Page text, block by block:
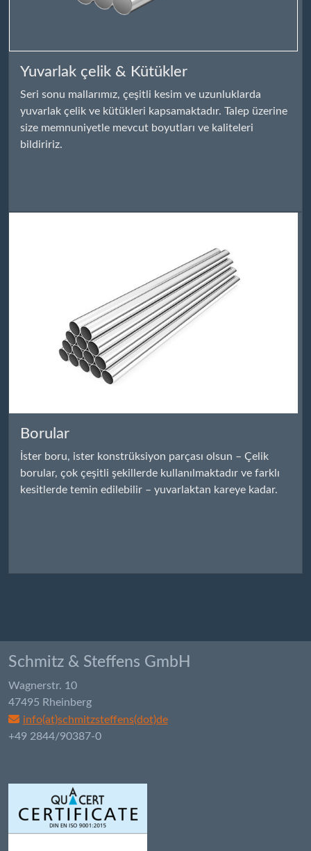
Yuvarlak çelik & Kütükler
Seri sonu mallarımız, çeşitli kesim ve uzunluklarda
yuvarlak çelik ve kütükleri kapsamaktadır. Talep üzerine
size memnuniyetle mevcut boyutları ve kaliteleri
bildiririz.
Borular
İster boru, ister konstrüksiyon parçası olsun – Çelik
borular, çok çeşitli şekillerde kullanılmaktadır ve farklı
kesitlerde temin edilebilir – yuvarlaktan kareye kadar.
Schmitz & Steffens GmbH
Wagnerstr. 10
47495 Rheinberg
info(at)schmitzsteffens(dot)de
+49 2844/90387-0